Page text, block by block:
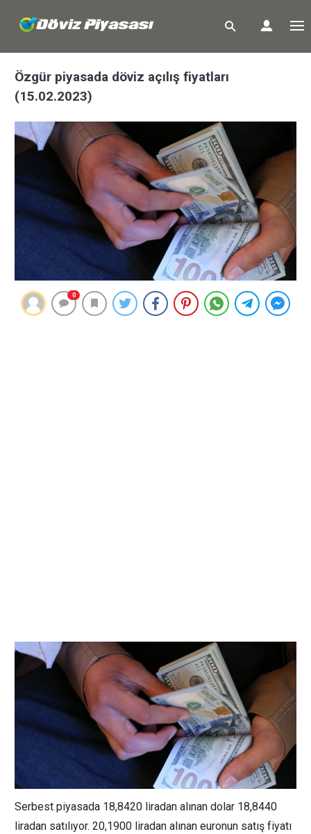
Özgür piyasada döviz açılış fiyatları
(15.02.2023)
0
Serbest piyasada 18,8420 liradan alınan dolar 18,8440
liradan satılıyor. 20,1900 liradan alınan euronun satış fiyatı